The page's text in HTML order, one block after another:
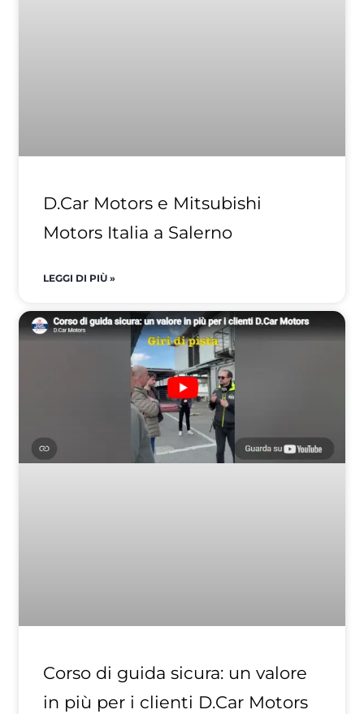
D.Car Motors e Mitsubishi
Motors Italia a Salerno
LEGGI DI PIÙ »
Corso di guida sicura: un valore
in più per i clienti D.Car Motors